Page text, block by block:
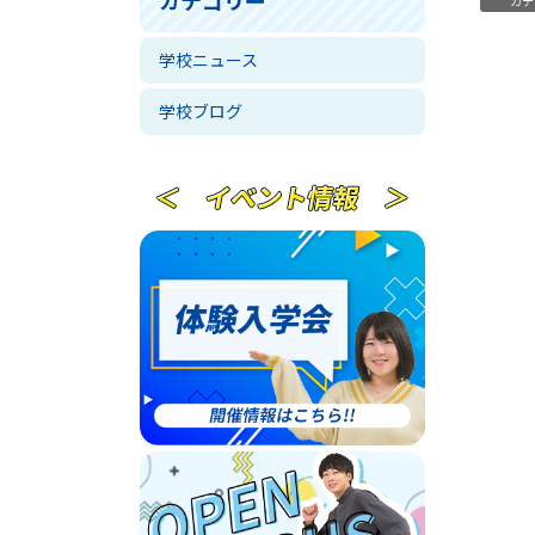
学校ニュース
学校ブログ